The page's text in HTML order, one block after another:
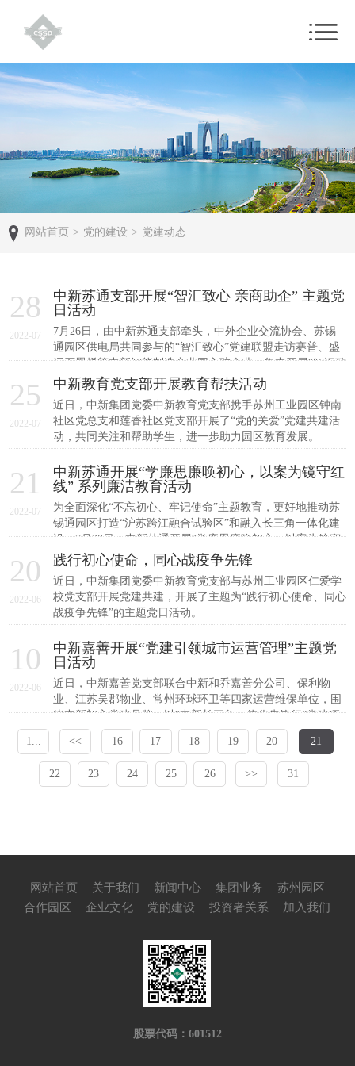
网站首页 > 党的建设 > 党建动态
28
2022-07
中新苏通支部开展“智汇致心 亲商助企” 主题党
日活动
7月26日，由中新苏通支部牵头，中外企业交流协会、苏锡
通园区供电局共同参与的“智汇致心”党建联盟走访赛普、盛
远石墨烯等中新智能制造产业园入驻企业，集中开展“智汇致
心 亲商助企”主题党日活动。
25
2022-07
中新教育党支部开展教育帮扶活动
近日，中新集团党委中新教育党支部携手苏州工业园区钟南
社区党总支和莲香社区党支部开展了“党的关爱”党建共建活
动，共同关注和帮助学生，进一步助力园区教育发展。
21
2022-07
中新苏通开展“学廉思廉唤初心，以案为镜守红
线” 系列廉洁教育活动
为全面深化“不忘初心、牢记使命”主题教育，更好地推动苏
锡通园区打造“沪苏跨江融合试验区”和融入长三角一体化建
设，7月20日，中新苏通开展“学廉思廉唤初心，以案为镜守
红线”廉洁教育系列活动。
20
2022-06
践行初心使命，同心战疫争先锋
近日，中新集团党委中新教育党支部与苏州工业园区仁爱学
校党支部开展党建共建，开展了主题为“践行初心使命、同心
战疫争先锋”的主题党日活动。
10
2022-06
中新嘉善开展“党建引领城市运营管理”主题党
日活动
近日，中新嘉善党支部联合中新和乔嘉善分公司、保利物
业、江苏吴郡物业、常州环球环卫等四家运营维保单位，围
绕中新初心党建品牌，以“中新长三角一体化先锋行”党建项
目为引领，开展城市运营业务交流主题党日活动，以高水平
城市运营助力产业园高质量发展。
1... << 16 17 18 19 20 21
22 23 24 25 26 >> 31
网站首页 关于我们 新闻中心 集团业务
苏州园区
合作园区
企业文化 党的建设 投资者关系 加入我们
股票代码：601512